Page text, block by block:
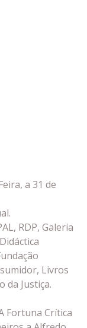
a 31 de
RDP, Galeria
Livros
da Justiça.
Fortuna Crítica